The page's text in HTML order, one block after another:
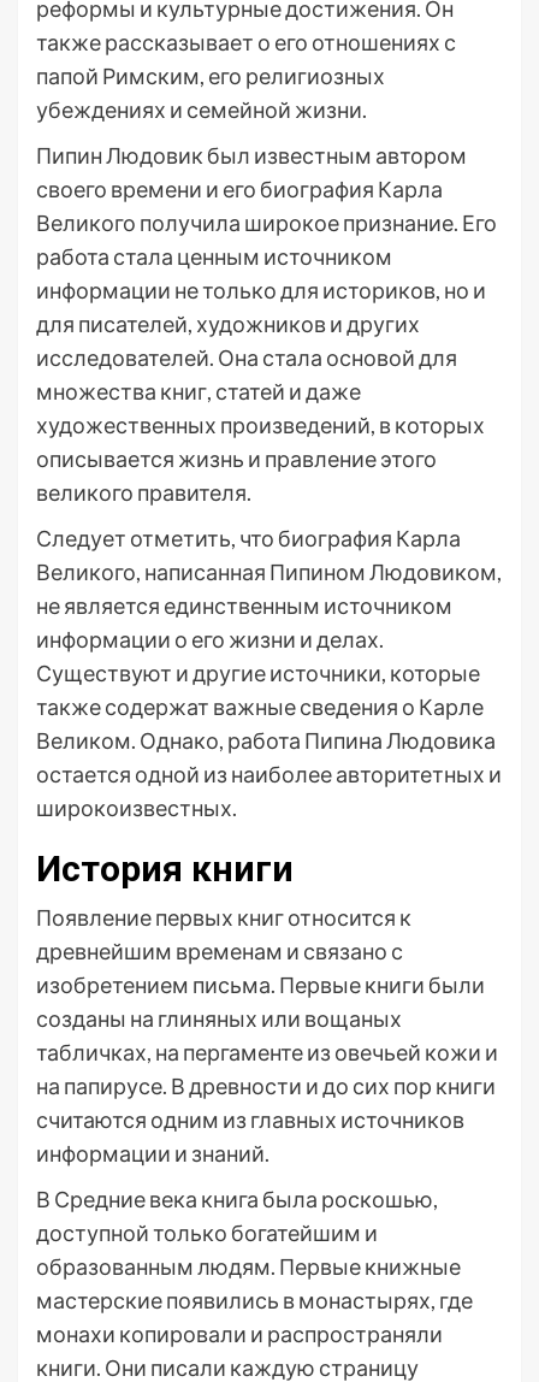
реформы и культурные достижения. Он
также рассказывает о его отношениях с
папой Римским, его религиозных
убеждениях и семейной жизни.
Пипин Людовик был известным автором
своего времени и его биография Карла
Великого получила широкое признание. Его
работа стала ценным источником
информации не только для историков, но и
для писателей, художников и других
исследователей. Она стала основой для
множества книг, статей и даже
художественных произведений, в которых
описывается жизнь и правление этого
великого правителя.
Следует отметить, что биография Карла
Великого, написанная Пипином Людовиком,
не является единственным источником
информации о его жизни и делах.
Существуют и другие источники, которые
также содержат важные сведения о Карле
Великом. Однако, работа Пипина Людовика
остается одной из наиболее авторитетных и
широкоизвестных.
История книги
Появление первых книг относится к
древнейшим временам и связано с
изобретением письма. Первые книги были
созданы на глиняных или вощаных
табличках, на пергаменте из овечьей кожи и
на папирусе. В древности и до сих пор книги
считаются одним из главных источников
информации и знаний.
В Средние века книга была роскошью,
доступной только богатейшим и
образованным людям. Первые книжные
мастерские появились в монастырях, где
монахи копировали и распространяли
книги. Они писали каждую страницу